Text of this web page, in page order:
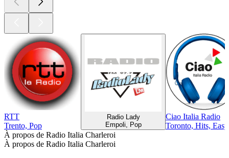
RTT
Trento, Pop
Radio Lady
Empoli, Pop
Ciao Italia Radio
Toronto, Hits,
À propos de Radio Italia Charleroi
À propos de Radio Italia Charleroi